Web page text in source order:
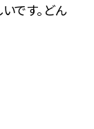
です。どん